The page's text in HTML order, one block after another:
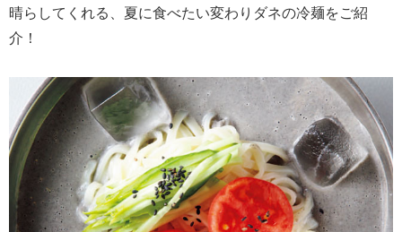
晴らしてくれる、夏に食べたい変わりダネの冷麺をご紹
介！